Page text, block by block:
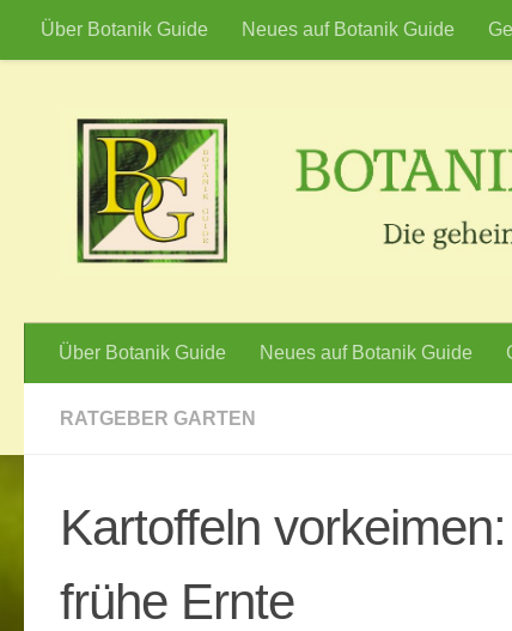
Zum Inhalt springen
Über Botanik Guide Neues auf Botanik Guide
Über Botanik Guide Neues auf Botanik Guide
RATGEBER GARTEN
Kartoffeln
frühe Ernte